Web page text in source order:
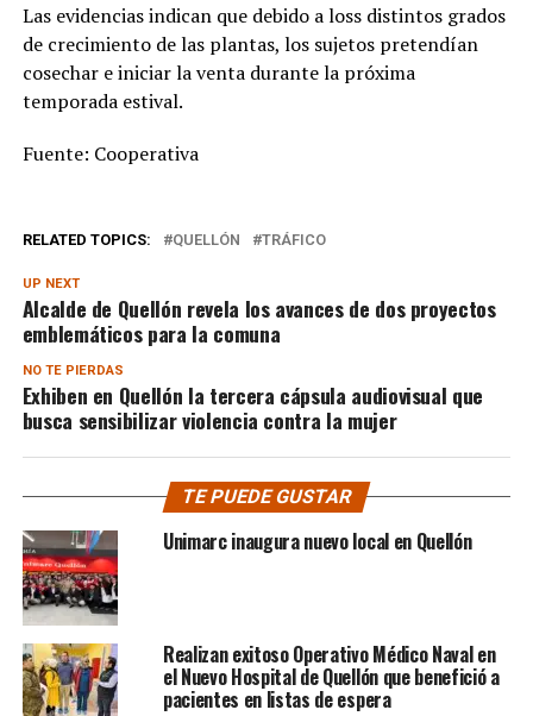
Las evidencias indican que debido a loss distintos grados
de crecimiento de las plantas, los sujetos pretendían
cosechar e iniciar la venta durante la próxima
temporada estival.
Fuente: Cooperativa
RELATED TOPICS: QUELLÓN TRÁFICO
UP NEXT
Alcalde de Quellón revela los avances de dos proyectos
emblemáticos para la comuna
NO TE PIERDAS
Exhiben en Quellón la tercera cápsula audiovisual que
busca sensibilizar violencia contra la mujer
TE PUEDE GUSTAR
Unimarc inaugura nuevo local en Quellón
Realizan exitoso Operativo Médico Naval en
el Nuevo Hospital de Quellón que benefició a
pacientes en listas de espera